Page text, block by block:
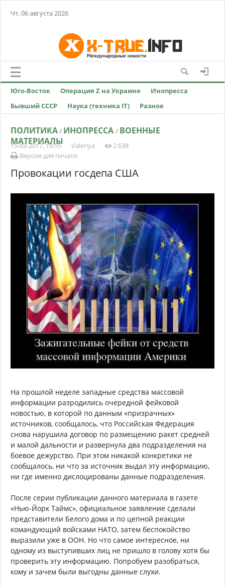
Чт, 06 августа 2026
Юго-Восток Операция Z на Украине
Инопресса
Бывший СССР
Наука (техника IT) Разное
ПОЛИТИКА/ ИНОПРЕССА / ВОЕННЫЕ
МАТЕРИАЛЫ
15-03-2017, 19:55 Valeriya
2 638
Версия для печати
Провокации госдепа США
На прошлой неделе западные средства массовой
информации разродились очередной фейковой
новостью, в которой по данным «призрачных»
источников, сообщалось, что Российская Федерация
снова нарушила договор по размещению ракет средней
и малой дальности и развернула два подразделения на
боевое дежурство. При этом никакой конкретики не
сообщалось, ни что за источник выдал эту информацию,
ни где именно дислоцированы данные подразделения.
После серии публикации данного материала в газете
«Нью-Йорк Таймс», официальное заявление сделали
представители Белого дома и по цепной реакции
командующий войсками НАТО, затем беспокойство
выразили уже в ООН. Но что самое интересное, ни
одному из выступивших лиц не пришло в голову хотя бы
проверить эту информацию. Попробуем разобраться,
кому и зачем были выгодны данные слухи.